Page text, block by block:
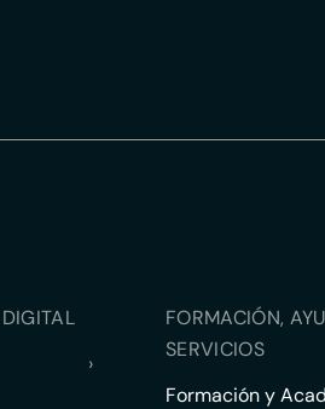
›
FORMACIÓN,
SERVICIOS
Formación y